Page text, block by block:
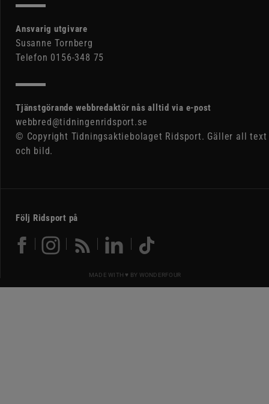
Ansvarig utgivare
Susanne Tornberg
Telefon 0156-348 75
Tjänstgörande webbredaktör nås alltid via e-post
webbred@tidningenridsport.se
© Copyright Tidningsaktiebolaget Ridsport. Gäller all text
och bild.
Följ Ridsport på
MADE WITH ♥ BY WONDERFOUR